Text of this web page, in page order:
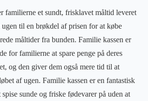
familierne et sundt, frisklavet måltid leveret
til en brøkdel af prisen for at købe
måltider fra bunden. Familie kassen er
for familierne at spare penge på deres
og den giver dem også mere tid til at
af ugen. Familie kassen er en fantastisk
sunde og friske fødevarer på uden at